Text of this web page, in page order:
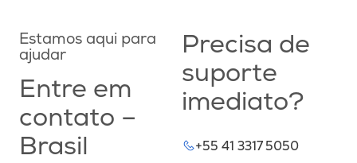
Estamos aqui para
ajudar
Entre em
contato –
Brasil
Precisa de
suporte
imediato?
+55 41 3317 5050